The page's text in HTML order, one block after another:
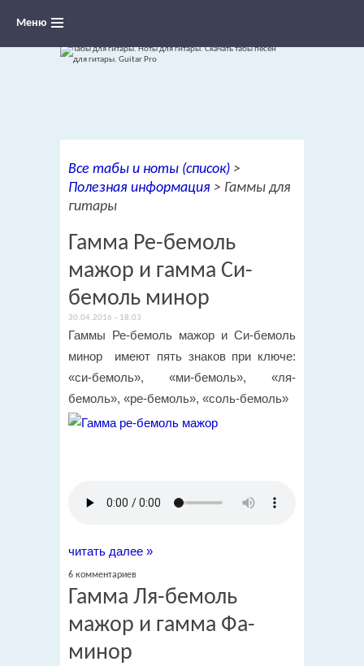
переложения песен для гитары
Меню
Все табы и ноты (список) >
Полезная информация > Гаммы для
гитары
Гамма Ре-бемоль
мажор и гамма Си-
бемоль минор
30.04.2016 – 18:03
Гаммы Ре-бемоль мажор и Си-бемоль
минор имеют пять знаков при ключе:
«си-бемоль», «ми-бемоль», «ля-
бемоль», «ре-бемоль», «соль-бемоль»
читать далее »
6 комментариев
Гамма Ля-бемоль
мажор и гамма Фа-
минор